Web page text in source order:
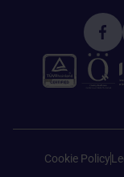
Cookie Policy